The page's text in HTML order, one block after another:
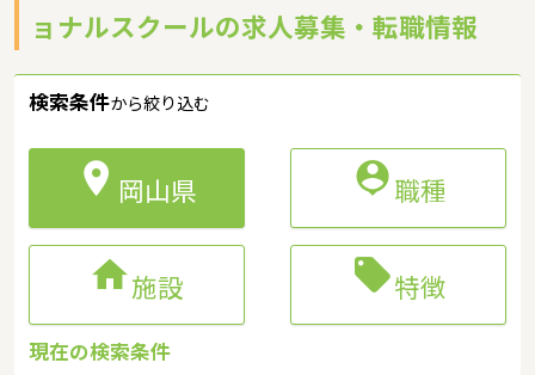
ョナルスクールの求人募集・転職情報
検索条件から絞り込む
 岡山県 職種
施設 特徴
現在の検索条件